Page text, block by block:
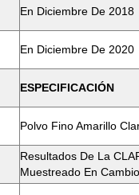
En Diciembre De 2018
En Diciembre De 2020
ESPECIFICACIÓN
Polvo Fino Amarillo
Resultados De La
Muestreado En Cambio